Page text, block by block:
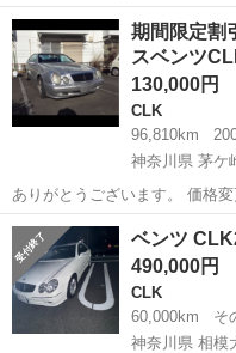
AMG18インチアルミ 黒本皮シ
装ともに極上のCLKです！ 整
神奈川 横浜市 大倉山駅
期間限定
スベンツ
130,000円
CLK
96,810km
神奈川県 茅ケ
ありがとうございます。 価格
96,810 km / 修復歴：なし / 車
メーカー名:メルセデス・ベン
神奈川 茅ヶ崎市
ベンツ
490,000円
CLK
60,000km
そ
神奈川県 相模